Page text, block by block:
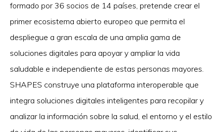
formado por 36 socios de 14 países, pretende crear el
primer ecosistema abierto europeo que permita el
despliegue a gran escala de una amplia gama de
soluciones digitales para apoyar y ampliar la vida
saludable e independiente de estas personas mayores.
SHAPES construye una plataforma interoperable que
integra soluciones digitales inteligentes para recopilar y
analizar la información sobre la salud, el entorno y el estilo